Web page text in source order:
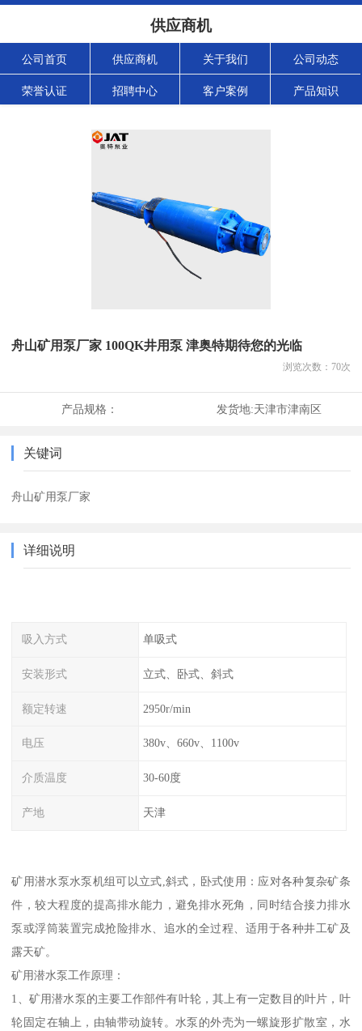
供应商机
公司首页 供应商机 关于我们 公司动态
荣誉认证 招聘中心 客户案例 产品知识
舟山矿用泵厂家 100QK井用泵 津奥特期待您的光临
浏览次数： 70次
产品规格： 发货地:天津市津南区
关键词
舟山矿用泵厂家
详细说明
吸入方式 单吸式
安装形式 立式、卧式、斜式
额定转速 2950r/min
电压 380v、660v、1100v
介质温度 30-60度
产地 天津
矿用潜水泵水泵机组可以立式,斜式，卧式使用：应对各种复杂矿条
件，较大程度的提高排水能力，避免排水死角，同时结合接力排水
泵或浮筒装置完成抢险排水、追水的全过程、适用于各种井工矿及
露天矿。
矿用潜水泵工作原理：
1、矿用潜水泵的主要工作部件有叶轮，其上有一定数目的叶片，叶
轮固定在轴上，由轴带动旋转。水泵的外壳为一螺旋形扩散室，水